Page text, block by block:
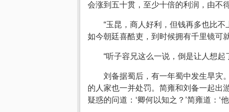
会涨到五十贯，至少十倍的利润，由不
“玉昆，商人好利，但钱再多也比
如今朝廷喜酷吏，到时候拥有千里镜可
“听子容兄这么一说，倒是让人想起
刘备据蜀后，有一年蜀中发生旱灾
的人家也一并处罚。简雍和刘备一起出
疑惑的问道：‘卿何以知之？’简雍道：‘